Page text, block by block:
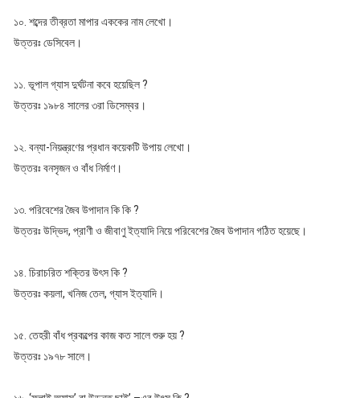
১০. শব্দের তীব্রতা মাপার এককের নাম লেখো।
উত্তরঃ ডেসিবেল।
১১. ভূপাল গ্যাস দুর্ঘটনা কবে হয়েছিল ?
উত্তরঃ ১৯৮৪ সালের ৩রা ডিসেম্বর।
১২. বন্যা-নিয়ন্ত্রণের প্রধান কয়েকটি উপায় লেখো।
উত্তরঃ বনসৃজন ও বাঁধ নির্মাণ।
১৩. পরিবেশের জৈব উপাদান কি কি ?
উত্তরঃ উদ্ভিদ, প্রাণী ও জীবাণু ইত্যাদি নিয়ে পরিবেশের জৈব উপাদান গঠিত হয়েছে।
১৪. চিরাচরিত শক্তির উৎস কি ?
উত্তরঃ কয়লা, খনিজ তেল, গ্যাস ইত্যাদি।
১৫. তেহরী বাঁধ প্রকল্পের কাজ কত সালে শুরু হয় ?
উত্তরঃ ১৯৭৮ সালে।